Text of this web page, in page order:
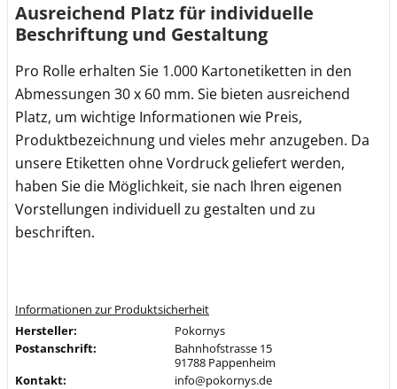
Ausreichend Platz für individuelle
Beschriftung und Gestaltung
Pro Rolle erhalten Sie 1.000 Kartonetiketten in den
Abmessungen 30 x 60 mm. Sie bieten ausreichend
Platz, um wichtige Informationen wie Preis,
Produktbezeichnung und vieles mehr anzugeben. Da
unsere Etiketten ohne Vordruck geliefert werden,
haben Sie die Möglichkeit, sie nach Ihren eigenen
Vorstellungen individuell zu gestalten und zu
beschriften.
Informationen zur Produktsicherheit
Hersteller:
Pokornys
Postanschrift:
Bahnhofstrasse 15
91788 Pappenheim
Kontakt:
info@pokornys.de